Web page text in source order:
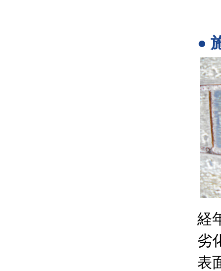
経
劣
表